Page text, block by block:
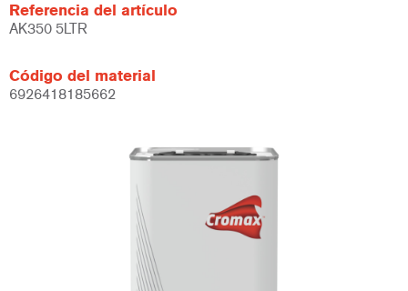
Referencia del artículo
AK350 5LTR
Código del material
6926418185662